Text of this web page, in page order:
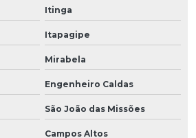
Itinga
Itapagipe
Mirabela
Engenheiro Caldas
São João das Missões
Campos Altos